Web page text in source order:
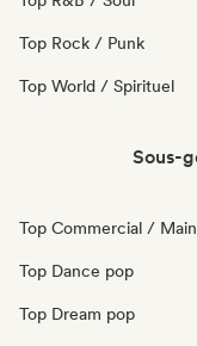
Top Rock / Punk
Top World / Spirituel
Sous-
Top Commercial /
Top Dance pop
Top Dream pop